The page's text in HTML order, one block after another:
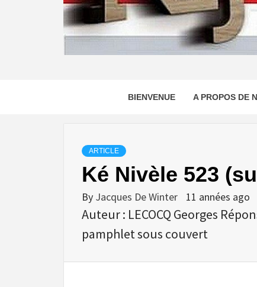
BIENVENUE A PROPOS DE
ARTICLE
Ké Nivèle 523
By Jacques De Winter 11 années ago
Auteur : LECOCQ Georges
pamphlet sous couvert